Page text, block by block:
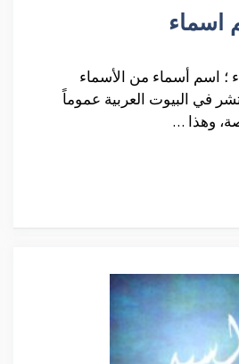
اسماء
؛ اسم أسماء من الأسماء
في البيوت العربية عموماً
وهذا …